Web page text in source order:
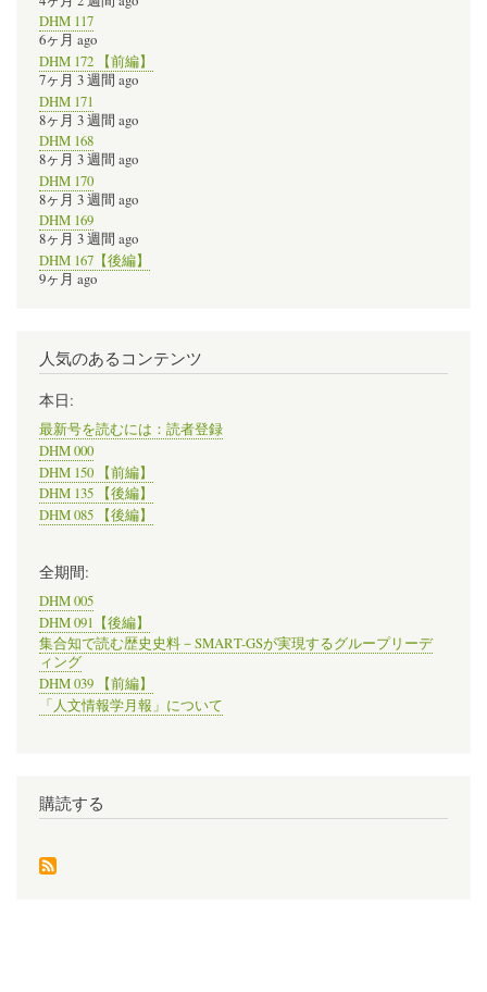
DHM 117
6ヶ月 ago
DHM 172 【前編】
7ヶ月 3 週間 ago
DHM 171
8ヶ月 3 週間 ago
DHM 168
8ヶ月 3 週間 ago
DHM 170
8ヶ月 3 週間 ago
DHM 169
8ヶ月 3 週間 ago
DHM 167【後編】
9ヶ月 ago
人気のあるコンテンツ
本日:
最新号を読むには：読者登録
DHM 000
DHM 150 【前編】
DHM 135 【後編】
DHM 085 【後編】
全期間:
DHM 005
DHM 091【後編】
集合知で読む歴史史料－SMART-GSが実現するグループリーデ
ィング
DHM 039 【前編】
「人文情報学月報」について
購読する